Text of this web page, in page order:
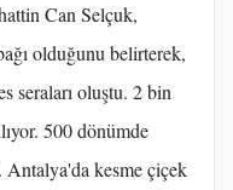
Can Selçuk,
olduğunu belirterek,
seraları oluştu. 2 bin
500 dönümde
Antalya'da kesme çiçek